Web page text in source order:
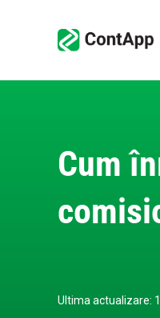
Cum
Ultima actualizare: